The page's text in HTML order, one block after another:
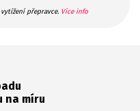
přepravce. Více info
na míru